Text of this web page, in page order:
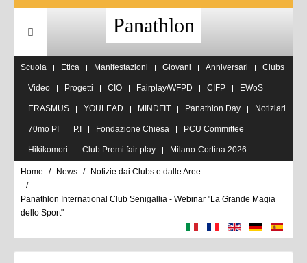
Panathlon
Scuola Etica Manifestazioni Giovani Anniversari Clubs
Video Progetti CIO Fairplay/WFPD CIFP EWoS
ERASMUS YOULEAD MINDFIT Panathlon Day Notiziari
70mo PI P.I Fondazione Chiesa PCU Committee
Hikikomori Club Premi fair play Milano-Cortina 2026
Home News Notizie dai Clubs e dalle Aree
Panathlon International Club Senigallia - Webinar "La Grande Magia
dello Sport"